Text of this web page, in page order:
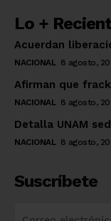
Lo +
Acuerdan
NACIONAL 8 agosto,
Afirman que
NACIONAL 8 agosto,
Detalla UNAM
NACIONAL 8 agosto,
Suscríbete